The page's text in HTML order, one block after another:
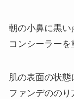
朝の小鼻に黒い
コンシーラーを
肌の表面の状態
ファンデののり